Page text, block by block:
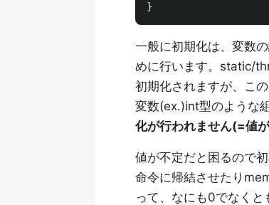
}
一般に初期化は、変数
めに行います。static/
初期化されますが、こ
変数(ex.)int型のような
化が行われません(=値
値が不定だと困るので
命令に帰結させたり
って、なにも0でなくと